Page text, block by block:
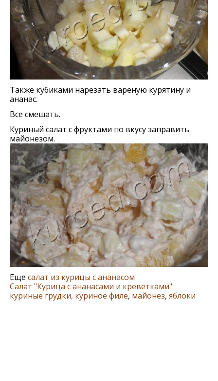
Также кубиками нарезать вареную курятину и
ананас.
Все смешать.
Куриный салат с фруктами по вкусу заправить
майонезом.
Еще салат из курицы с ананасом
Салат "Курица с ананасами и креветками"
куриные грудки, куриное филе, майонез, яблоки